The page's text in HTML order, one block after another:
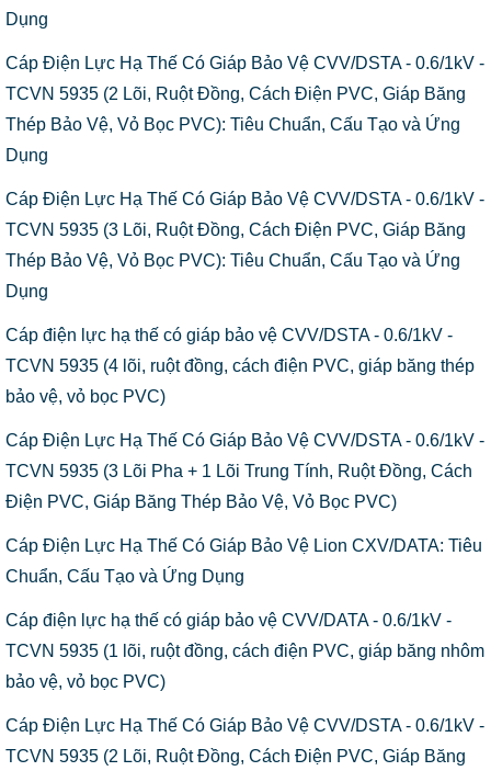
Dụng
Cáp Điện Lực Hạ Thế Có Giáp Bảo Vệ CVV/DSTA - 0.6/1kV -
TCVN 5935 (2 Lõi, Ruột Đồng, Cách Điện PVC, Giáp Băng
Thép Bảo Vệ, Vỏ Bọc PVC): Tiêu Chuẩn, Cấu Tạo và Ứng
Dụng
Cáp Điện Lực Hạ Thế Có Giáp Bảo Vệ CVV/DSTA - 0.6/1kV -
TCVN 5935 (3 Lõi, Ruột Đồng, Cách Điện PVC, Giáp Băng
Thép Bảo Vệ, Vỏ Bọc PVC): Tiêu Chuẩn, Cấu Tạo và Ứng
Dụng
Cáp điện lực hạ thế có giáp bảo vệ CVV/DSTA - 0.6/1kV -
TCVN 5935 (4 lõi, ruột đồng, cách điện PVC, giáp băng thép
bảo vệ, vỏ bọc PVC)
Cáp Điện Lực Hạ Thế Có Giáp Bảo Vệ CVV/DSTA - 0.6/1kV -
TCVN 5935 (3 Lõi Pha + 1 Lõi Trung Tính, Ruột Đồng, Cách
Điện PVC, Giáp Băng Thép Bảo Vệ, Vỏ Bọc PVC)
Cáp Điện Lực Hạ Thế Có Giáp Bảo Vệ Lion CXV/DATA: Tiêu
Chuẩn, Cấu Tạo và Ứng Dụng
Cáp điện lực hạ thế có giáp bảo vệ CVV/DATA - 0.6/1kV -
TCVN 5935 (1 lõi, ruột đồng, cách điện PVC, giáp băng nhôm
bảo vệ, vỏ bọc PVC)
Cáp Điện Lực Hạ Thế Có Giáp Bảo Vệ CVV/DSTA - 0.6/1kV -
TCVN 5935 (2 Lõi, Ruột Đồng, Cách Điện PVC, Giáp Băng